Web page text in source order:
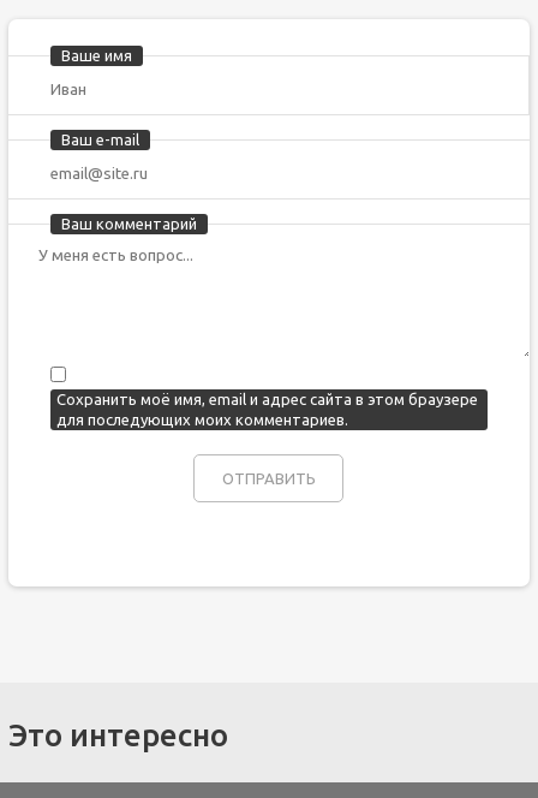
Ваше имя
Ваш e-mail
Ваш комментарий
Сохранить моё имя, email и адрес сайта в этом браузере
для последующих моих комментариев.
Это интересно